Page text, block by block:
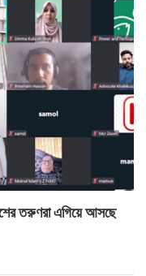
তরুণরা এগিয়ে আসছে